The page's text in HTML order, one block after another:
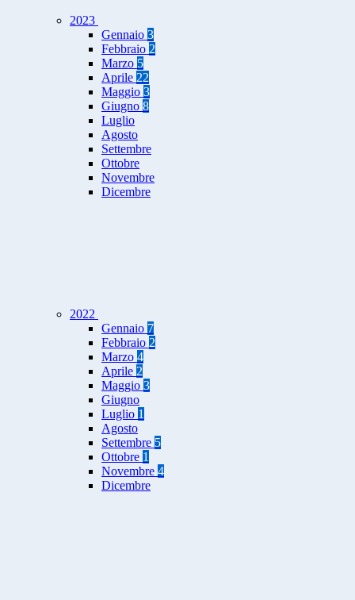
2023
Gennaio 3
Febbraio 2
Marzo 5
Aprile 22
Maggio 3
Giugno 8
Luglio
Agosto
Settembre
Ottobre
Novembre
Dicembre
2022
Gennaio 7
Febbraio 2
Marzo 4
Aprile 2
Maggio 3
Giugno
Luglio 1
Agosto
Settembre 5
Ottobre 1
Novembre 4
Dicembre